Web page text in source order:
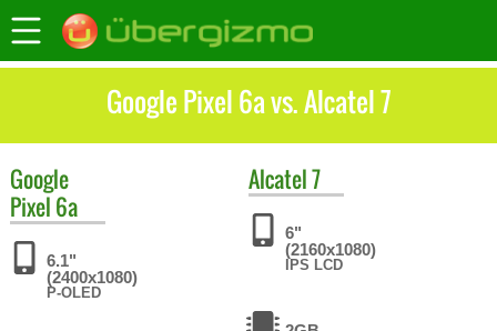
Google Pixel 6a vs. Alcatel 7
Google
Pixel 6a
6.1"
(2400x1080)
P-OLED
Alcatel7
6"
(2160x1080)
IPS LCD